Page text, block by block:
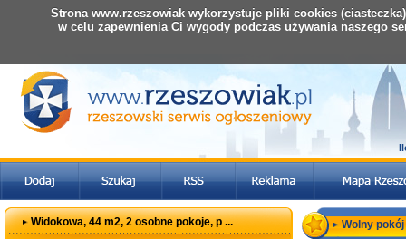
Widokowa, 44 m2, 2 osobne pokoje, p ... Wolny
Strona www.rzeszowiak wykorzystuje pliki cookies
w celu zapewnienia Ci wygody podczas używania naszego